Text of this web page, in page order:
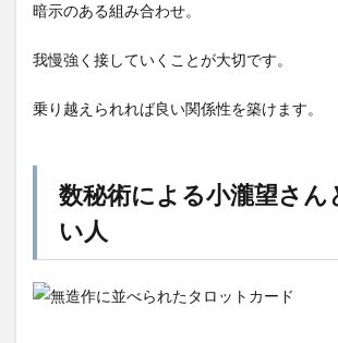
暗示のある組み合わせ。
我慢強く接していくことが大切です。
乗り越えられれば良い関係性を築けます。
数秘術による小瀧望さん
い人